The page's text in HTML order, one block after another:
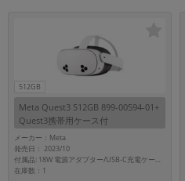
512GB
Meta Quest3 512GB 899-00594-01+
Quest3携帯用ケース付
メーカー：Meta
発売日： 2023/10
付属品: 18W 電源アダプター/USB-C充電ケーブル/Meta Quest Touch Plusコントローラーx2/手首ストラップx2/接顔部/Quest3携帯用ケース付き
在庫数：1